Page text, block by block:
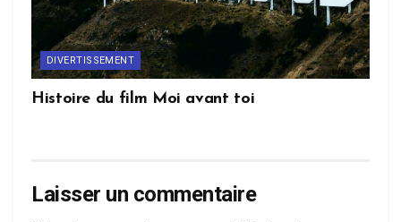
DIVERTISSEMENT
Histoire du film Moi avant toi
Laisser un commentaire